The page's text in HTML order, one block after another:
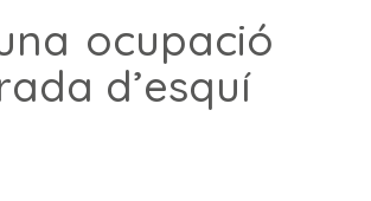
ocupació
d’esquí